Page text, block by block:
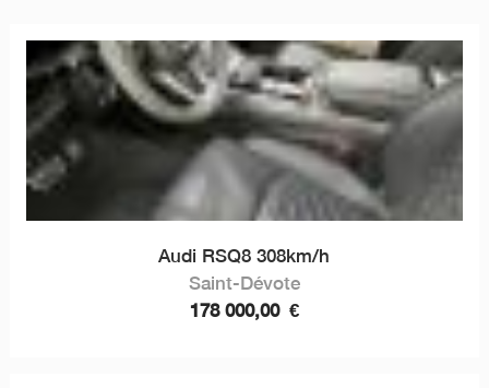
Audi RSQ8 308km/h
Saint-Dévote
178 000,00 €